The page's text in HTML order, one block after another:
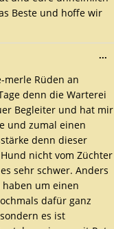
Beste und hoffe wir
merle Rüden an
denn die Warterei
Begleiter und hat mir
und zumal einen
denn dieser
nicht vom Züchter
sehr schwer. Anders
um einen
dafür ganz
es ist
...